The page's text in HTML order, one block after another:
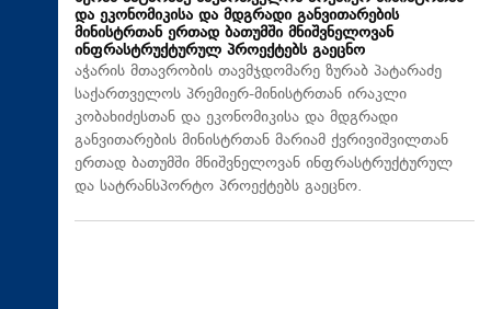
და ეკონომიკისა და მდგრადი განვითარების
მინისტრთან ერთად ბათუმში მნიშვნელოვან
ინფრასტრუქტურულ პროექტებს გაეცნო
აჭარის მთავრობის თავმჯდომარე ზურაბ პატარაძე
საქართველოს პრემიერ-მინისტრთან ირაკლი
კობახიძესთან და ეკონომიკისა და მდგრადი
განვითარების მინისტრთან მარიამ ქვრივიშვილთან
ერთად ბათუმში მნიშვნელოვან ინფრასტრუქტურულ
და სატრანსპორტო პროექტებს გაეცნო.